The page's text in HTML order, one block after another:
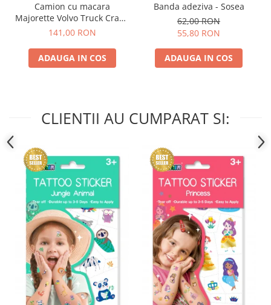
Camion cu macara
Majorette Volvo Truck Crane
cu lumini si sunete
141,00 RON
ADAUGA IN COS
Banda adeziva - Sosea
62,00 RON
55,80 RON
ADAUGA IN COS
CLIENTII AU CUMPARAT SI: